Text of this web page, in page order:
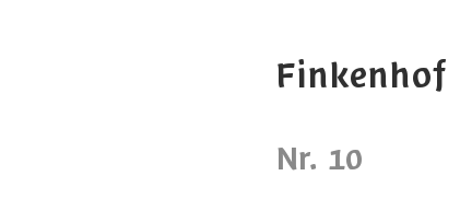
Finkenhof
Nr. 10